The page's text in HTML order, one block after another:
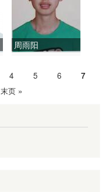
周雨阳
Page
4 Page
5 Page
6
当
7
末
末页 »